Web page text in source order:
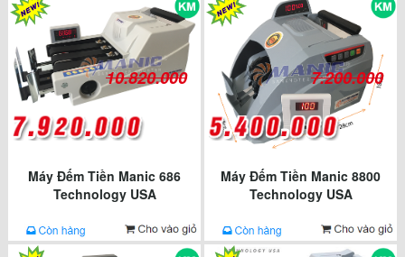
10.820.000
Máy Đếm Tiền Manic 686
Technology USA
7.200.000
Máy Đếm Tiền Manic 8800
Technology USA